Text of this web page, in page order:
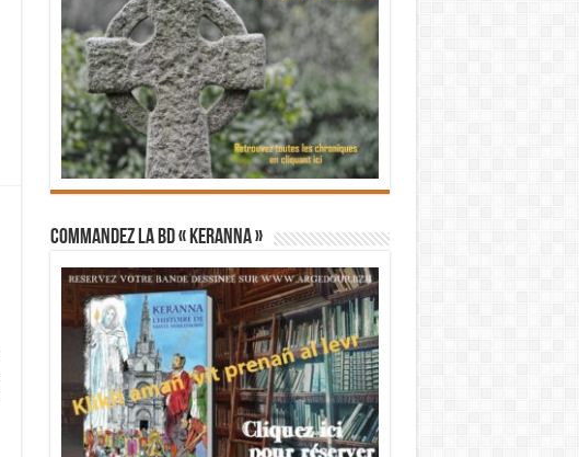
Commandez la BD « Keranna »